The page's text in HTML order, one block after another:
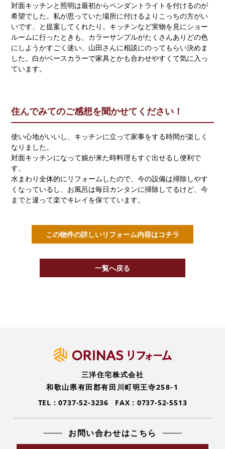
対面キッチンと照明は最初からペンダントライトを付けるのが
希望でした。私が思っていた場所に付けるよりこっちの方がい
いです、と提案してくれたり。キッチンなど実物を見にショー
ルームに行ったときも、カラーサンプルがたくさんありどの色
にしようかすごく迷い、山田さんに相談にのってもらい決めま
した。白がベースカラーで家具とかも合わせやすくて気に入っ
ています。
住んでみてのご感想を聞かせてください！
使い心地がいいし、キッチンに立って家事をする時間が楽しく
なりました。
対面キッチンになって娘が来た時料理もすぐ出せるし便利で
す。
水まわり全体的にリフォームしたので、今の設備は掃除しやす
くなっているし、お風呂は毎日カンタンに掃除してるけど、今
までと違って楽でキレイを保てています。
この物件の詳しいリフォーム内容はコチラ
一覧へ戻る
三洋住宅株式会社
和歌山県有田郡有田川町明王寺258-1
TEL :0737-52-3236 FAX : 0737-52-5513
お問い合わせはこちら